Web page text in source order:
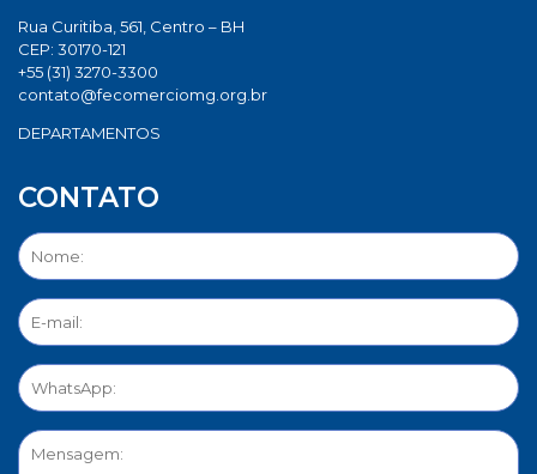
Rua Curitiba, 561, Centro – BH
CEP: 30170-121
+55 (31) 3270-3300
contato@fecomerciomg.org.br
DEPARTAMENTOS
CONTATO